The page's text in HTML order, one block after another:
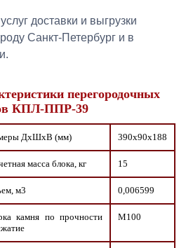
доставки и выгрузки
Санкт-Петербург и в
перегородочных
КПЛ-ППР-39
ДxШxВ (мм) 390х90х188
масса блока, кг 15
м3 0,006599
камня по прочности
М100